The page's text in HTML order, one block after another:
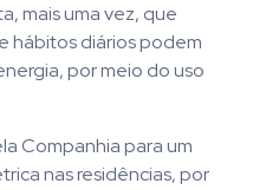
mais uma vez, que
hábitos diários podem
por meio do uso
Companhia para um
nas residências, por